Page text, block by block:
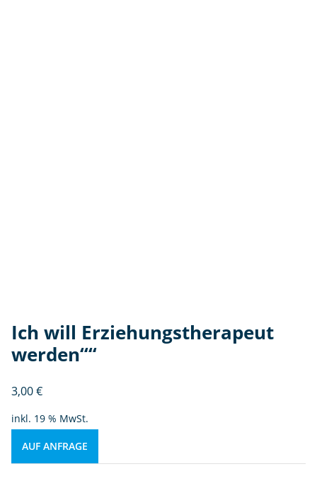
Ich will Erziehungstherapeut
werden““
3,00€
inkl. 19 % MwSt.
AUF ANFRAGE